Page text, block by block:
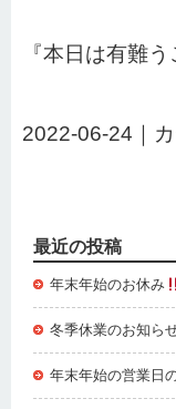
『本日は有難
2022-06-24｜カ
最近の投稿
年末年始のお休み
冬季休業のお知ら
年末年始の営業日